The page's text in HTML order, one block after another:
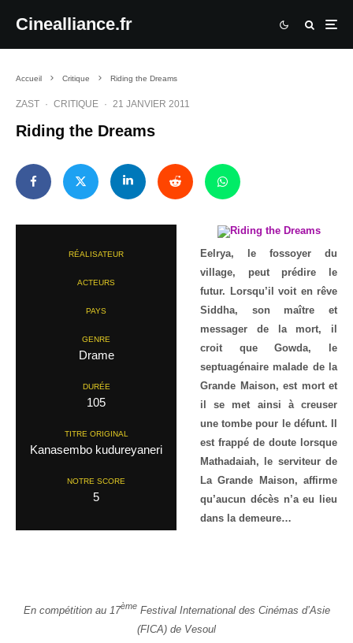
Cinealliance.fr
Accueil Critique Riding the Dreams
ZAST · CRITIQUE · 21 JANVIER 2011
Riding the Dreams
RÉALISATEUR
ACTEURS
PAYS
GENRE
Drame
DURÉE
105
TITRE ORIGINAL
Kanasembo kudureyaneri
NOTRE SCORE
5
Eelrya, le fossoyer du
village, peut prédire le
futur. Lorsqu’il voit en rêve
Siddha, son maître et
messager de la mort, il
croit que Gowda, le
septuagénaire malade de la
Grande Maison, est mort et
il se met ainsi à creuser
une tombe pour le défunt. Il
est frappé de doute lorsque
Mathadaiah, le serviteur de
La Grande Maison, affirme
qu’aucun décès n’a eu lieu
dans la demeure…
En compétition au 17èmeFestival International des Cinémas d’Asie
(FICA) de Vesoul